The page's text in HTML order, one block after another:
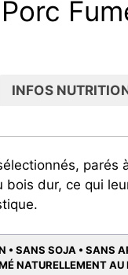
INFOS
parés
bois dur, ce qui
• SANS SOJA • SANS
NATURELLEMENT